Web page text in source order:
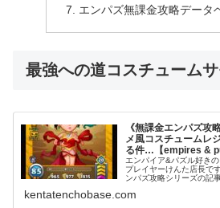
エンパズ無課金攻略データ
最強への道コスチューム
《無課金エンパズ攻
メ風コスチュームレ
る件…【empires &
エンパイア&パズル好き
プレイヤーけんた店長で
ンパズ攻略シリーズの記
のアニメ風サルタナ完全
kentatenchobase.com